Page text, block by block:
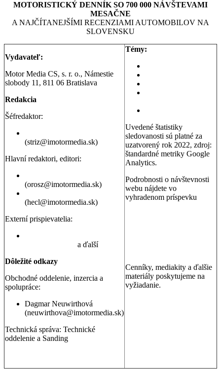
MOTORISTICKÝ DENNÍK SO 700 000 NÁVŠTEVAMI
MESAČNE
A NAJČÍTANEJŠÍMI RECENZIAMI AUTOMOBILOV NA
SLOVENSKU
Vydavateľ:
Motor Media CS, s. r. o., Námestie
slobody 11, 811 06 Bratislava
Redakcia
Šéfredaktor:
(striz@imotormedia.sk)
Hlavní redaktori, editori:
(orosz@imotormedia.sk)
(hecl@imotormedia.sk)
Externí prispievatelia:
a ďalší
Dôležité odkazy
Obchodné oddelenie, inzercia a
spolupráce:
Dagmar Neuwirthová
(neuwirthova@imotormedia.sk)
Technická správa: Technické
oddelenie a Sanding
Témy:
Uvedené štatistiky
sledovanosti sú platné za
uzatvorený rok 2022, zdroj:
štandardné metriky Google
Analytics.
Podrobnosti o návštevnosti
webu nájdete vo
vyhradenom príspevku
Cenníky, mediakity a ďalšie
materiály poskytujeme na
vyžiadanie.